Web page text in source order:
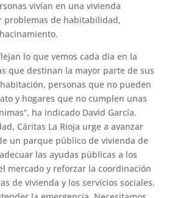
vivían en una vivienda
problemas de habitabilidad,
lo que vemos cada día en la
que destinan la mayor parte de sus
personas que no pueden
y hogares que no cumplen unas
ha indicado David García.
Cáritas La Rioja urge a avanzar
un parque público de vivienda de
las ayudas públicas a los
mercado y reforzar la coordinación
de vivienda y los servicios sociales.